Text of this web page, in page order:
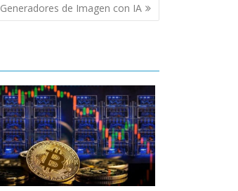
Generadores de Imagen con IA